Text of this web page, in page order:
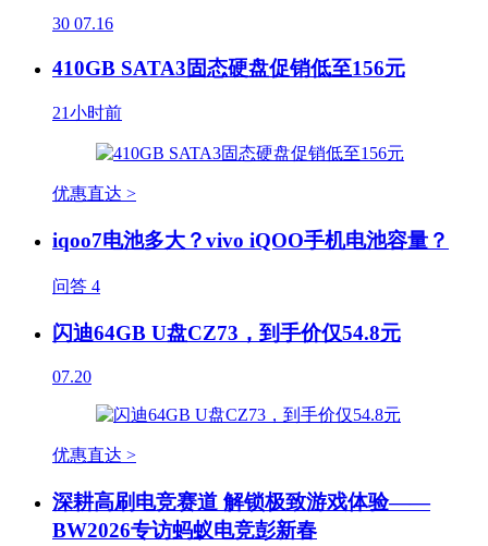
30 07.16
410GB SATA3固态硬盘促销低至156元
21小时前
优惠直达 >
iqoo7电池多大？vivo iQOO手机电池容量？
问答 4
闪迪64GB U盘CZ73，到手价仅54.8元
07.20
优惠直达 >
深耕高刷电竞赛道 解锁极致游戏体验——
BW2026专访蚂蚁电竞彭新春